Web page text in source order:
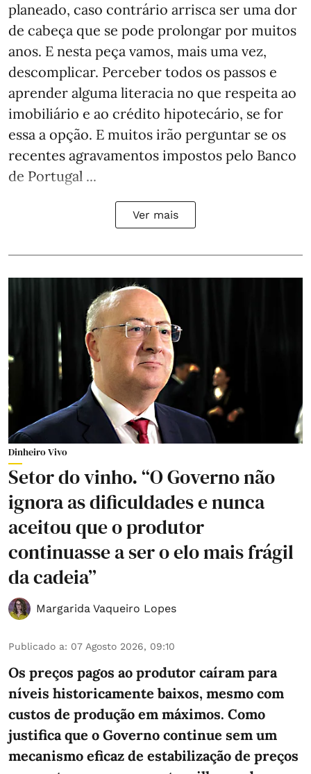
planeado, caso contrário arrisca ser uma dor
de cabeça que se pode prolongar por muitos
anos. E nesta peça vamos, mais uma vez,
descomplicar. Perceber todos os passos e
aprender alguma literacia no que respeita ao
imobiliário e ao crédito hipotecário, se for
essa a opção. E muitos irão perguntar se os
recentes agravamentos impostos pelo Banco
de Portugal ...
Ver mais
Dinheiro Vivo
Setor do vinho. “O Governo não
ignora as dificuldades e nunca
aceitou que o produtor
continuasse a ser o elo mais frágil
da cadeia”
Margarida Vaqueiro Lopes
Publicado a: 07 Agosto 2026, 09:10
Os preços pagos ao produtor caíram para
níveis historicamente baixos, mesmo com
custos de produção em máximos. Como
justifica que o Governo continue sem um
mecanismo eficaz de estabilização de preços